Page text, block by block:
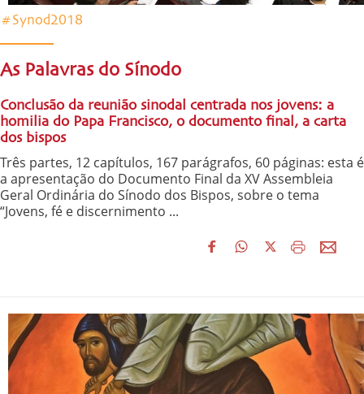
#Synod2018
As Palavras do Sínodo
Conclusão da reunião sinodal centrada nos jovens: a
homilia do Papa Francisco, o documento final, a carta
dos bispos
Três partes, 12 capítulos, 167 parágrafos, 60 páginas: esta é
a apresentação do Documento Final da XV Assembleia
Geral Ordinária do Sínodo dos Bispos, sobre o tema
“Jovens, fé e discernimento ...